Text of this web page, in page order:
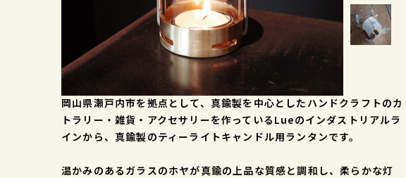
岡山県瀬戸内市を拠点として、真鍮製を中心としたハンドクラフトのカ
トラリー・雑貨・アクセサリーを作っているLueのインダストリアルラ
インから、真鍮製のティーライトキャンドル用ランタンです。
温かみのあるガラスのホヤが真鍮の上品な質感と調和し、柔らかな灯